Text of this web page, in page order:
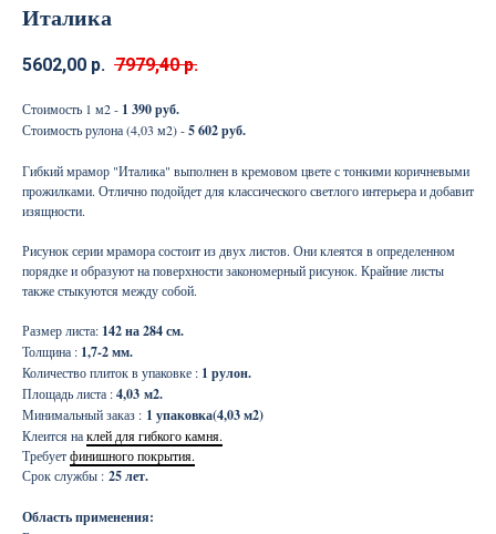
Италика
5602,00 р. 7979,40 р.
Стоимость 1 м2 - 1 390 руб.
Стоимость рулона (4,03 м2) -5 602 руб.
Гибкий мрамор "Италика" выполнен в кремовом цвете с тонкими коричневыми
прожилками. Отлично подойдет для классического светлого интерьера и добавит
изящности.
Рисунок серии мрамора состоит из двух листов. Они клеятся в определенном
порядке и образуют на поверхности закономерный рисунок. Крайние листы
также стыкуются между собой.
Размер листа: 142 на 284 см.
Толщина : 1,7-2 мм.
Количество плиток в упаковке : 1 рулон.
Площадь листа :4,03 м2.
Минимальный заказ : 1 упаковка(4,03 м2)
Клеится наклей для гибкого камня.
Требуетфинишного покрытия.
Срок службы : 25 лет.
Область применения: